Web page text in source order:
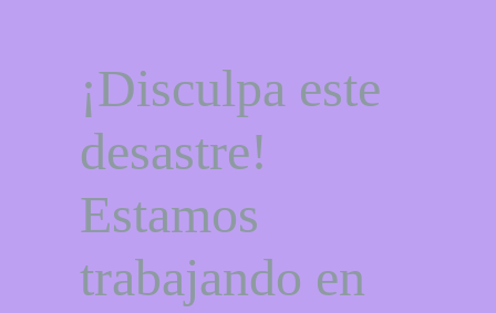
¡Disculpa este
desastre!
Estamos
trabajando en